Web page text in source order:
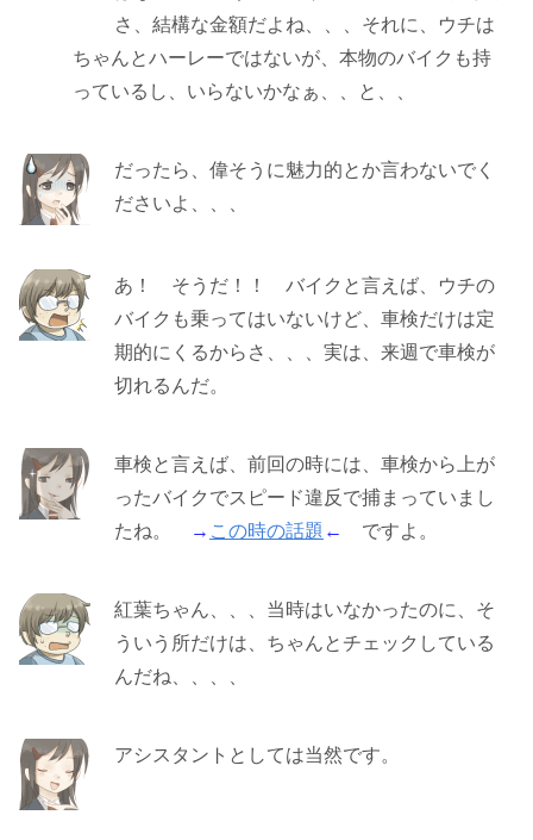
さ、結構な金額だよね、、、それに、ウチは
ちゃんとハーレーではないが、本物のバイクも持
っているし、いらないかなぁ、、と、、
だったら、偉そうに魅力的とか言わないでく
ださいよ、、、
あ！ そうだ！！ バイクと言えば、ウチの
バイクも乗ってはいないけど、車検だけは定
期的にくるからさ、、、実は、来週で車検が
切れるんだ。
車検と言えば、前回の時には、車検から上が
ったバイクでスピード違反で捕まっていまし
たね。
→ この時の話題 ← ですよ。
紅葉ちゃん、、、当時はいなかったのに、そ
ういう所だけは、ちゃんとチェックしている
んだね、、、、
アシスタントとしては当然です。